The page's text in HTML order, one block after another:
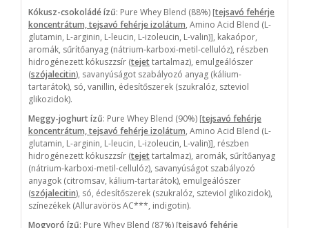
Kókusz-csokoládé ízű: Pure Whey Blend (88%) [tejsavó fehérje
koncentrátum, tejsavó fehérje izolátum, Amino Acid Blend (L-
glutamin, L-arginin, L-leucin, L-izoleucin, L-valin)], kakaópor,
aromák, sűrítőanyag (nátrium-karboxi-metil-cellulóz), részben
hidrogénezett kókuszzsír (tejettartalmaz), emulgeálószer
(szójalecitin), savanyúságot szabályozó anyag (kálium-
tartarátok), só, vanillin, édesítőszerek (szukralóz, szteviol
glikozidok).
Meggy-joghurt ízű: Pure Whey Blend (90%) [tejsavó fehérje
koncentrátum, tejsavó fehérje izolátum, Amino Acid Blend (L-
glutamin, L-arginin, L-leucin, L-izoleucin, L-valin)], részben
hidrogénezett kókuszzsír (tejettartalmaz), aromák, sűrítőanyag
(nátrium-karboxi-metil-cellulóz), savanyúságot szabályozó
anyagok (citromsav, kálium-tartarátok), emulgeálószer
(szójalecitin), só, édesítőszerek (szukralóz, szteviol glikozidok),
színezékek (Alluravörös AC***, indigotin).
Mogyoró ízű: Pure Whey Blend (87%) [tejsavó fehérje